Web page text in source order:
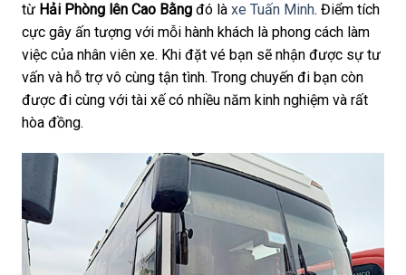
từ Hải Phòng lên Cao Bằng đó là xe Tuấn Minh. Điểm tích
cực gây ấn tượng với mỗi hành khách là phong cách làm
việc của nhân viên xe. Khi đặt vé bạn sẽ nhận được sự tư
vấn và hỗ trợ vô cùng tận tình. Trong chuyến đi bạn còn
được đi cùng với tài xế có nhiều năm kinh nghiệm và rất
hòa đồng.